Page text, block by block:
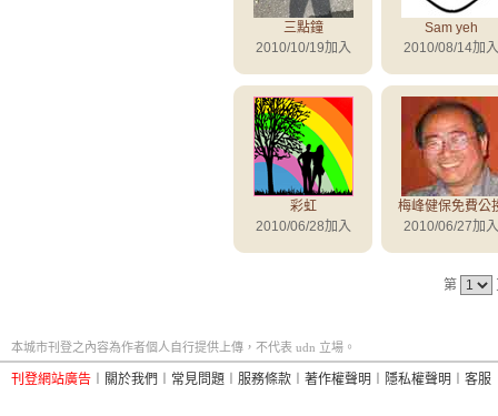
三點鐘
2010/10/19加入
Sam yeh
2010/08/14加入
彩虹
2010/06/28加入
梅峰健保免費公
2010/06/27加入
第
本城市刊登之內容為作者個人自行提供上傳，不代表 udn 立場。
刊登網站廣告 關於我們 常見問題 服務條款 著作權聲明 隱私權聲明 客服